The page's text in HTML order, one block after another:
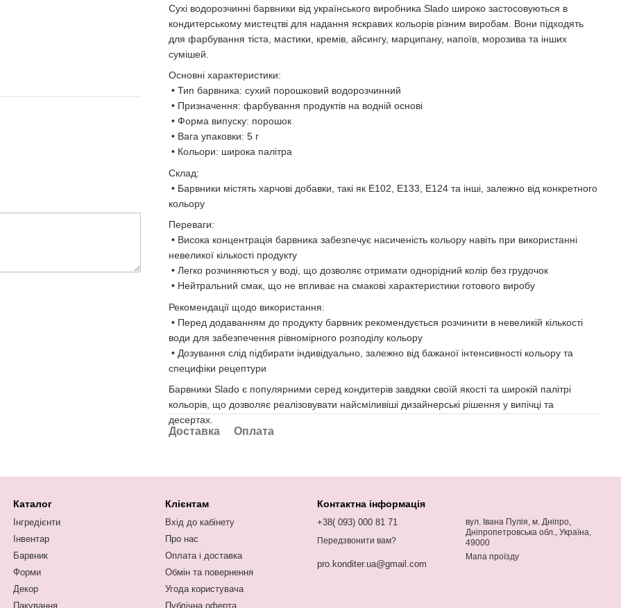
Сухі водорозчинні барвники від українського виробника Slado широко застосовуються в
кондитерському мистецтві для надання яскравих кольорів різним виробам. Вони підходять
для фарбування тіста, мастики, кремів, айсингу, марципану, напоїв, морозива та інших
сумішей.
Основні характеристики:
• Тип барвника: сухий порошковий водорозчинний
• Призначення: фарбування продуктів на водній основі
• Форма випуску: порошок
• Вага упаковки: 5 г
• Кольори: широка палітра
Склад:
• Барвники містять харчові добавки, такі як Е102, Е133, Е124 та інші, залежно від конкретного
кольору
Переваги:
• Висока концентрація барвника забезпечує насиченість кольору навіть при використанні
невеликої кількості продукту
• Легко розчиняються у воді, що дозволяє отримати однорідний колір без грудочок
• Нейтральний смак, що не впливає на смакові характеристики готового виробу
Рекомендації щодо використання:
• Перед додаванням до продукту барвник рекомендується розчинити в невеликій кількості
води для забезпечення рівномірного розподілу кольору
• Дозування слід підбирати індивідуально, залежно від бажаної інтенсивності кольору та
специфіки рецептури
Барвники Slado є популярними серед кондитерів завдяки своїй якості та широкій палітрі
кольорів, що дозволяє реалізовувати найсміливіші дизайнерські рішення у випічці та
десертах.
Доставка Оплата
Каталог
Інгредієнти
Інвентар
Барвник
Форми
Декор
Пакування
Клієнтам
Вхід до кабінету
Про нас
Оплата і доставка
Обмін та повернення
Угода користувача
Публічна оферта
Контактна інформація
+38( 093) 000 81 71
Передзвонити вам?
pro.konditer.ua@gmail.com
вул. Івана Пулія, м. Дніпро,
Дніпропетровська обл., Україна,
49000
Мапа проїзду